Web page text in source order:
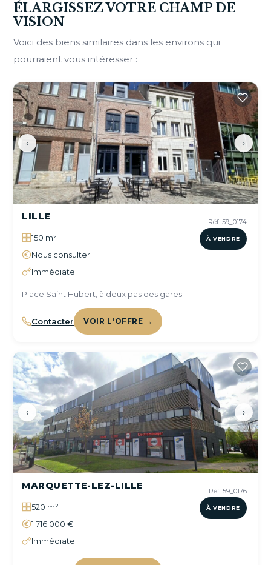
ÉLARGISSEZ VOTRE CHAMP DE
VISION
Voici des biens similaires dans les environs qui
pourraient vous intéresser :
‹ ›
Réf. 59_0174
À VENDRE
LILLE
150 m²
Nous consulter
Immédiate
Place Saint Hubert, à deux pas des gares
Contacter VOIR L'OFFRE →
‹ ›
Réf. 59_0176
À VENDRE
MARQUETTE-LEZ-LILLE
520 m²
1 716 000 €
Immédiate